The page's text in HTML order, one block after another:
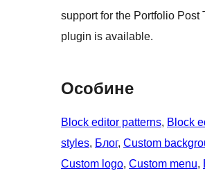
support for the Portfolio Post
plugin is available.
Особине
Block editor patterns, Block
styles, Блог, Custom
Custom logo, Custom menu,